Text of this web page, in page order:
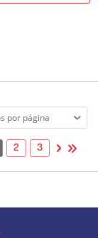
2 3